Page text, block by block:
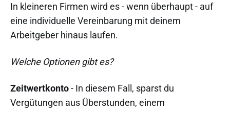
In kleineren Firmen wird es - wenn überhaupt - auf
eine individuelle Vereinbarung mit deinem
Arbeitgeber hinaus laufen.
Welche Optionen gibt es?
Zeitwertkonto- In diesem Fall, sparst du
Vergütungen aus Überstunden, einem